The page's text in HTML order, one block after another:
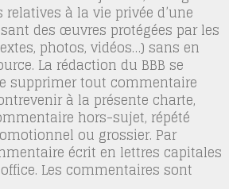
à la vie privée d’une
des œuvres protégées par les
photos, vidéos…) sans en
La rédaction du BBB se
supprimer tout commentaire
à la présente charte,
hors-sujet, répété
ou grossier. Par
écrit en lettres capitales
Les commentaires sont